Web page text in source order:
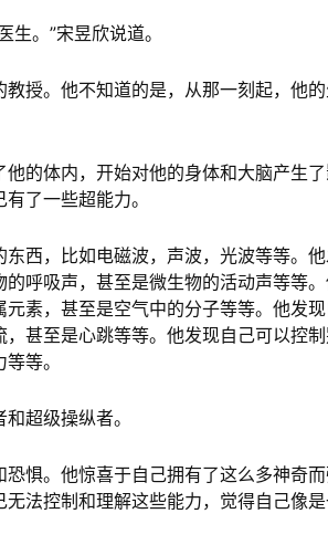
。”宋昱欣说道。
授。他不知道的是，从那一刻起，他
的体内，开始对他的身体和大脑产生
了一些超能力。
西，比如电磁波，声波，光波等等。
呼吸声，甚至是微生物的活动声等等
素，甚至是空气中的分子等等。他发
甚至是心跳等等。他发现自己可以控
等。
超级操纵者。
惧。他惊喜于自己拥有了这么多神奇
法控制和理解这些能力，觉得自己像是